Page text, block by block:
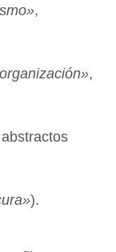
,
organización»,
).